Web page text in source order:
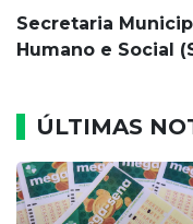
Secretaria
Humano e Social
ÚLTIMAS